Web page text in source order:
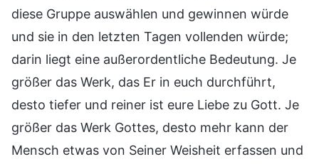
diese Gruppe auswählen und gewinnen würde
und sie in den letzten Tagen vollenden würde;
darin liegt eine außerordentliche Bedeutung. Je
größer das Werk, das Er in euch durchführt,
desto tiefer und reiner ist eure Liebe zu Gott. Je
größer das Werk Gottes, desto mehr kann der
Mensch etwas von Seiner Weisheit erfassen und